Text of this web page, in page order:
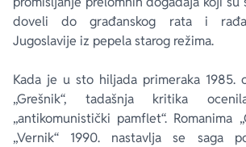
doveli do građanskog rata i
Jugoslavije iz pepela starog režima.
Kada je u sto hiljada primeraka 1985.
„Grešnik“, tadašnja kritika
„antikomunistički pamflet“. Romanima
„Vernik“ 1990. nastavlja se saga
E-knjige
Autori
Biografija
Milica Jakovljević Mir-Jam
Elif Šafak